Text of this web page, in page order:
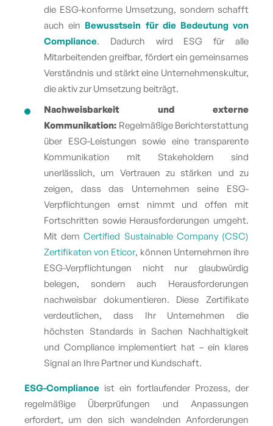
die ESG-konforme Umsetzung, sondern schafft
auch ein Bewusstsein für die Bedeutung von
Compliance. Dadurch wird ESG für alle
Mitarbeitenden greifbar, fördert ein gemeinsames
Verständnis und stärkt eine Unternehmenskultur,
die aktiv zur Umsetzung beiträgt.
Nachweisbarkeit und externe
Kommunikation: Regelmäßige Berichterstattung
über ESG-Leistungen sowie eine transparente
Kommunikation mit Stakeholdern sind
unerlässlich, um Vertrauen zu stärken und zu
zeigen, dass das Unternehmen seine ESG-
Verpflichtungen ernst nimmt und offen mit
Fortschritten sowie Herausforderungen umgeht.
Mit demCertified Sustainable Company (CSC)
Zertifikaten von Eticor, können Unternehmen ihre
ESG-Verpflichtungen nicht nur glaubwürdig
belegen, sondern auch Herausforderungen
nachweisbar dokumentieren. Diese Zertifikate
verdeutlichen, dass Ihr Unternehmen die
höchsten Standards in Sachen Nachhaltigkeit
und Compliance implementiert hat – ein klares
Signal an Ihre Partner und Kundschaft​​.
ESG-Compliance ist ein fortlaufender Prozess, der
regelmäßige Überprüfungen und Anpassungen
erfordert, um den sich wandelnden Anforderungen